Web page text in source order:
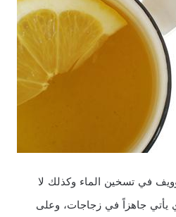
في تسخين الماء وكذلك لا
يأتي جاهزاً في زجاجات، وعلى